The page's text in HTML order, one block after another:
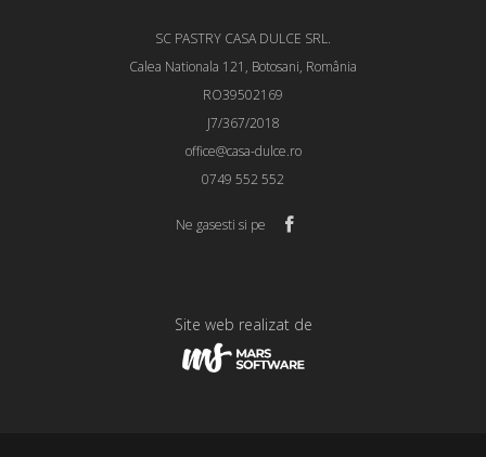
SC PASTRY CASA DULCE SRL.
Calea Nationala 121, Botosani, România
RO39502169
J7/367/2018
office@casa-dulce.ro
0749 552 552
Ne gasesti si pe
Site web realizat de